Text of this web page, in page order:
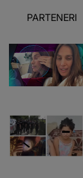
PARTENERI